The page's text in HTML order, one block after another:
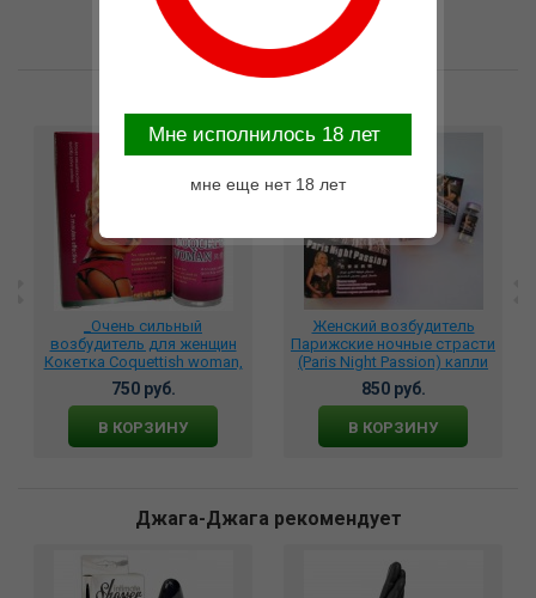
_Очень сильный
возбудитель для женщин
Кокетка Coquettish woman,
6540033
750 руб.
В КОРЗИНУ
Женский возбудитель
Парижские ночные страсти
(Paris Night Passion) капли
10 мл., 75152
850 руб.
В КОРЗИНУ
Джага-Джага рекомендует
Mне исполнилось 18 лет
мне еще нет 18 лет